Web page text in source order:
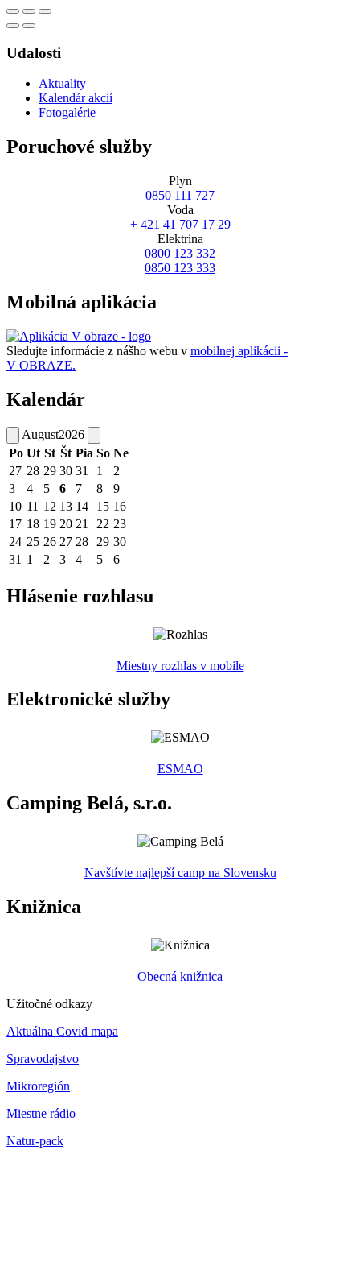
Udalosti
Aktuality
Kalendár akcií
Fotogalérie
Poruchové služby
Plyn
0850 111 727
Voda
+ 421 41 707 17 29
Elektrina
0800 123 332
0850 123 333
Mobilná aplikácia
Sledujte informácie z nášho webu v mobilnej aplikácii -
V OBRAZE.
Kalendár
August2026
Po Ut St Št Pia So Ne
27 28 29 30 31 1
2
3
4 5 6 7 8
9
10 11 12 13 14 15 16
17 18 19 20 21 22 23
24 25 26 27 28 29 30
31 1 2 3 4 5 6
Hlásenie rozhlasu
Miestny rozhlas v mobile
Elektronické služby
ESMAO
Camping Belá, s.r.o.
Navštívte najlepší camp na Slovensku
Knižnica
Obecná knižnica
Užitočné odkazy
Aktuálna Covid mapa
Spravodajstvo
Mikroregión
Miestne rádio
Natur-pack